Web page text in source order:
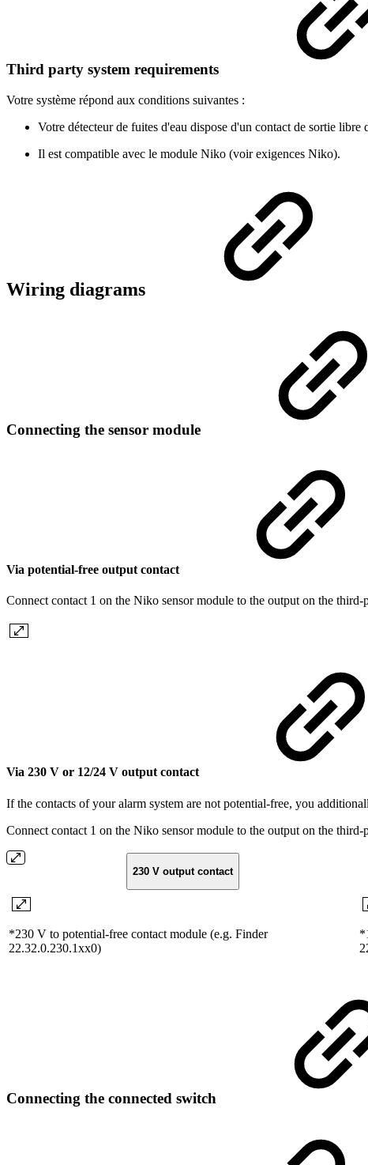
Third party system requirements
Votre système répond aux conditions suivantes :
Votre détecteur de fuites d'eau dispose d'un contact de sortie
Il est compatible avec le module Niko (voir exigences Niko).
Wiring diagrams
Connecting the sensor module
Via potential-free output contact
Connect contact 1 on the Niko sensor module to the output on the
Via 230 V or 12/24 V output contact
If the contacts of your alarm system are not potential-free, you
Connect contact 1 on the Niko sensor module to the output on the
230 V output contact
*230 V to potential-free contact module (e.g. Finder
22.32.0.230.1xx0)
Connecting the connected switch